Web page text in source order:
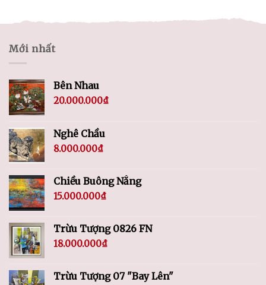
Mới nhất
Bên Nhau
20.000.000₫
Nghê Chầu
8.000.000₫
Chiều Buông Nắng
15.000.000₫
Trừu Tượng 0826 FN
18.000.000₫
Trừu Tượng 07 "Bay Lên"